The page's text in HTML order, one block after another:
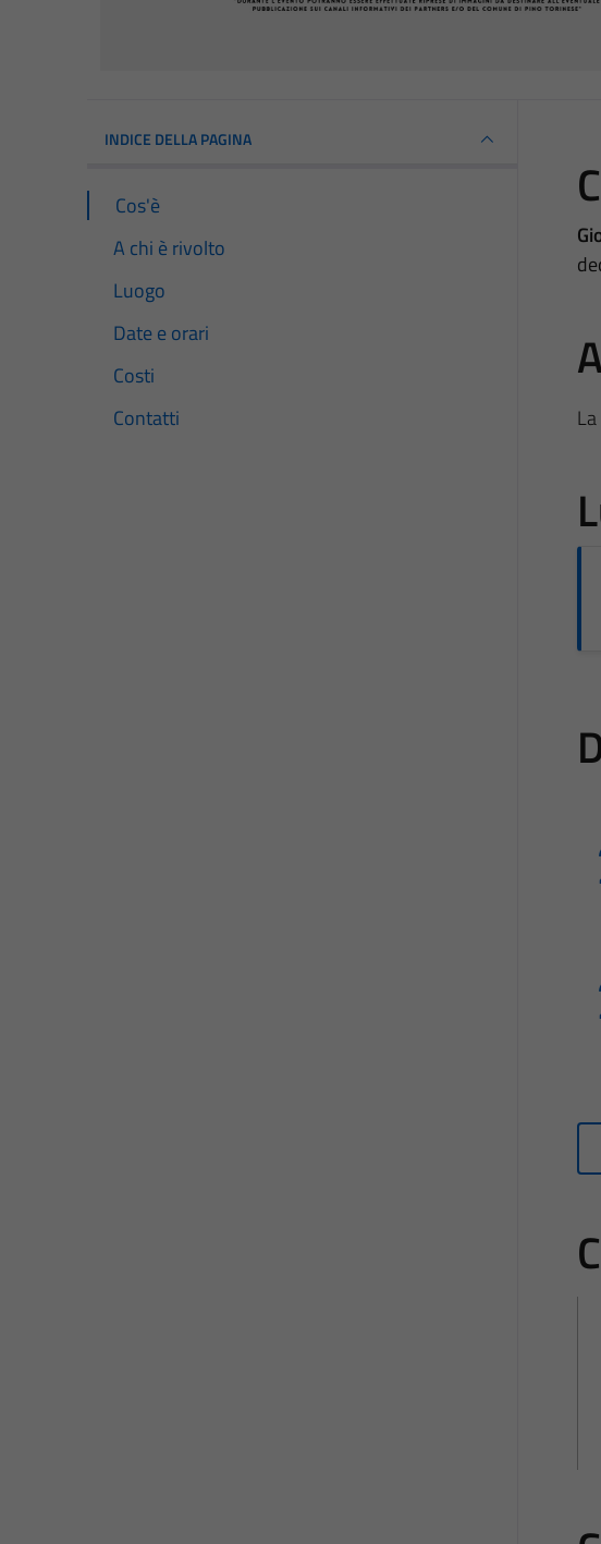
INDICE DELLA PAGINA
Cos'è
A chi è rivolto
Luogo
Date e orari
Costi
Contatti